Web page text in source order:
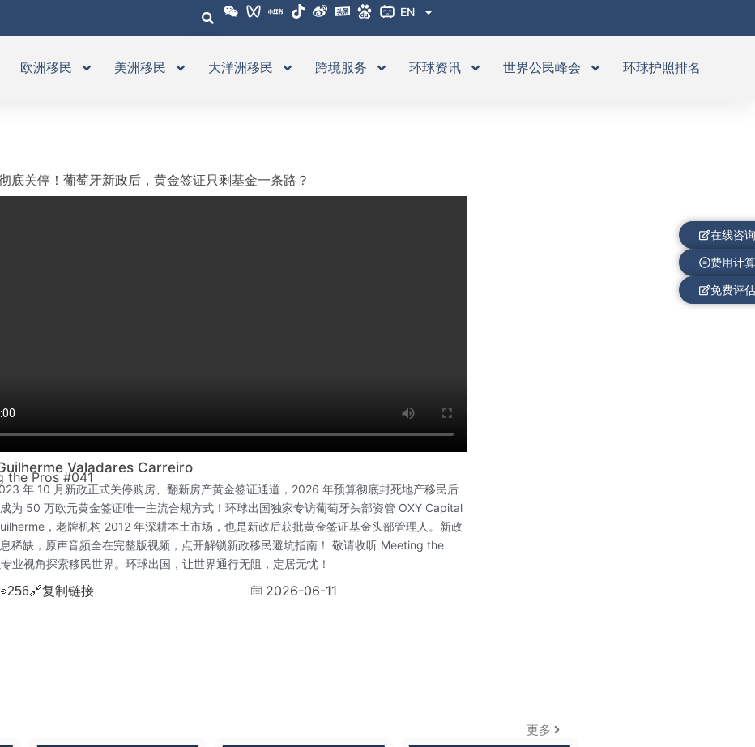
EN
欧洲移民 美洲移民 大洋洲移民 跨境服务 环球资讯 世界公民峰会 环球护照排名
底关停！葡萄牙新政后，黄金签证只剩基金一条路？
Valadares Carreiro
the Pros #041
年 10 月新政正式关停购房、翻新房产黄金签证通道，2026 年预算彻底封死地产移民后
为 50 万欧元黄金签证唯一主流合规方式！环球出国独家专访葡萄牙头部资管 OXY Capital
，老牌机构 2012 年深耕本土市场，也是新政后获批黄金签证基金头部管理人。新政
稀缺，原声音频全在完整版视频，点开解锁新政移民避坑指南！ 敬请收听 Meeting the
业视角探索移民世界。环球出国，让世界通行无阻，定居无忧！
256🔗复制链接 2026-06-11
更多
在线咨询
费用计算
免费评估